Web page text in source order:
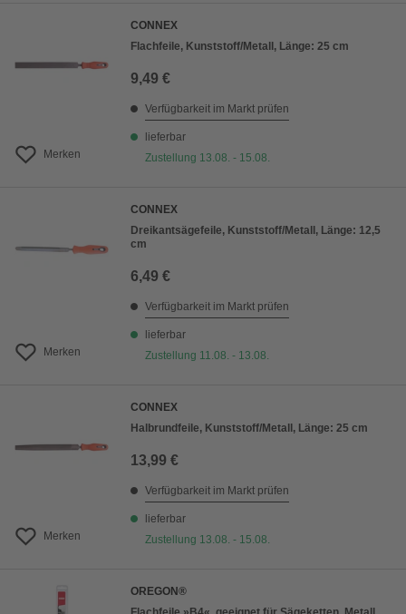
Merken
CONNEX
Flachfeile, Kunststoff/Metall, Länge: 25 cm
9,49 €
Verfügbarkeit im Markt prüfen
lieferbar
Zustellung 13.08. - 15.08.
Merken
CONNEX
Dreikantsägefeile, Kunststoff/Metall, Länge: 12,5
cm
6,49 €
Verfügbarkeit im Markt prüfen
lieferbar
Zustellung 11.08. - 13.08.
Merken
CONNEX
Halbrundfeile, Kunststoff/Metall, Länge: 25 cm
13,99 €
Verfügbarkeit im Markt prüfen
lieferbar
Zustellung 13.08. - 15.08.
OREGON®